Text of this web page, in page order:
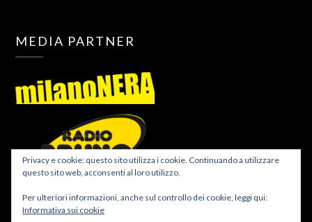
MEDIA PARTNER
Privacy e cookie: questo sito utilizza i cookie. Continuando a utilizzare
questo sito web, acconsenti al loro utilizzo.
Per ulteriori informazioni, anche sul controllo dei cookie, leggi qui:
Informativa sui cookie